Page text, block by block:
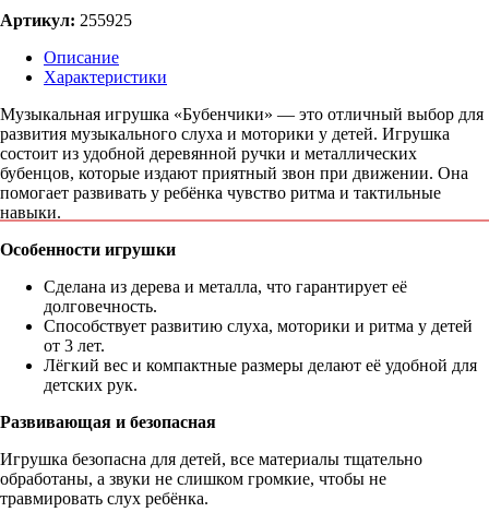
Артикул: 255925
Описание
Характеристики
Музыкальная игрушка «Бубенчики» — это отличный выбор для
развития музыкального слуха и моторики у детей. Игрушка
состоит из удобной деревянной ручки и металлических
бубенцов, которые издают приятный звон при движении. Она
помогает развивать у ребёнка чувство ритма и тактильные
навыки.
Особенности игрушки
Сделана из дерева и металла, что гарантирует её
долговечность.
Способствует развитию слуха, моторики и ритма у детей
от 3 лет.
Лёгкий вес и компактные размеры делают её удобной для
детских рук.
Развивающая и безопасная
Игрушка безопасна для детей, все материалы тщательно
обработаны, а звуки не слишком громкие, чтобы не
травмировать слух ребёнка.